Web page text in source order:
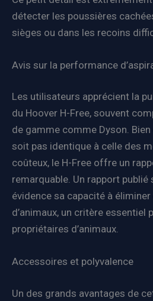
détecter les poussières
sièges ou dans les recoins
Avis sur la performance
Les utilisateurs apprécient la
du Hoover H-Free, souvent
de gamme comme Dyson.
soit pas identique à celle des
coûteux, le H-Free offre un
remarquable. Un rapport publié
évidence sa capacité à
d’animaux, un critère essentiel
propriétaires d’animaux.
Accessoires et polyvalence
Un des grands avantages de